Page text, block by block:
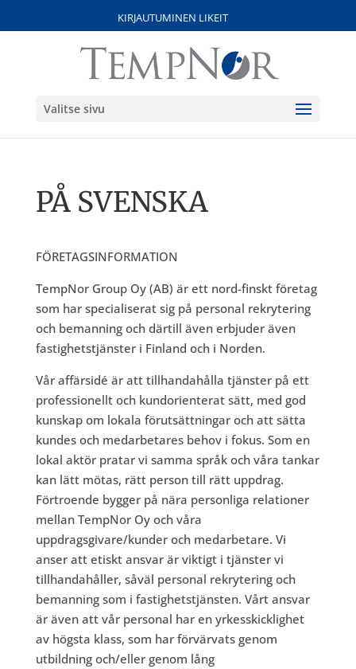
KIRJAUTUMINEN LIKEIT
Valitse sivu
PÅ SVENSKA
FÖRETAGSINFORMATION
TempNor Group Oy (AB) är ett nord-finskt företag
som har specialiserat sig på personal rekrytering
och bemanning och därtill även erbjuder även
fastighetstjänster i Finland och i Norden.
Vår affärsidé är att tillhandahålla tjänster på ett
professionellt och kundorienterat sätt, med god
kunskap om lokala förutsättningar och att sätta
kundes och medarbetares behov i fokus. Som en
lokal aktör pratar vi samma språk och våra tankar
kan lätt mötas, rätt person till rätt uppdrag.
Förtroende bygger på nära personliga relationer
mellan TempNor Oy och våra
uppdragsgivare/kunder och medarbetare. Vi
anser att etiskt ansvar är viktigt i tjänster vi
tillhandahåller, såväl personal rekrytering och
bemanning som i fastighetstjänsten. Vårt ansvar
är även att vår personal har en yrkesskicklighet
av högsta klass, som har förvärvats genom
utbildning och/eller genom lång